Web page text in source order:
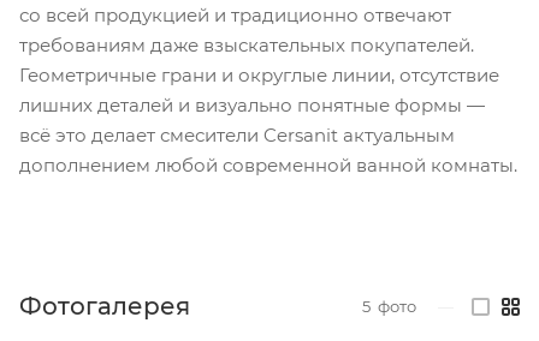
со всей продукцией и традиционно отвечают
требованиям даже взыскательных покупателей.
Геометричные грани и округлые линии, отсутствие
лишних деталей и визуально понятные формы —
всё это делает смесители Cersanit актуальным
дополнением любой современной ванной комнаты.
Фотогалерея 5 фото